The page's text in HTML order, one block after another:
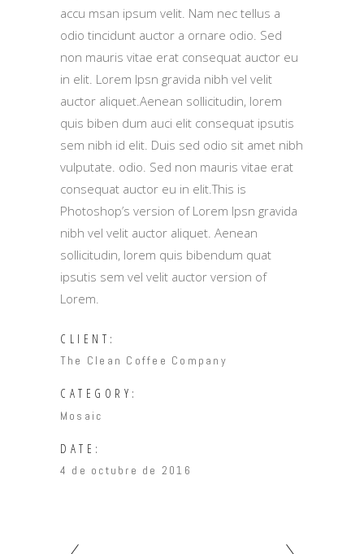
accu msan ipsum velit. Nam nec tellus a
odio tincidunt auctor a ornare odio. Sed
non mauris vitae erat consequat auctor eu
in elit. Lorem Ipsn gravida nibh vel velit
auctor aliquet.Aenean sollicitudin, lorem
quis biben dum auci elit consequat ipsutis
sem nibh id elit. Duis sed odio sit amet nibh
vulputate. odio. Sed non mauris vitae erat
consequat auctor eu in elit.This is
Photoshop’s version of Lorem Ipsn gravida
nibh vel velit auctor aliquet. Aenean
sollicitudin, lorem quis bibendum quat
ipsutis sem vel velit auctor version of
Lorem.
CLIENT:
The Clean Coffee Company
CATEGORY:
Mosaic
DATE:
4 de octubre de 2016